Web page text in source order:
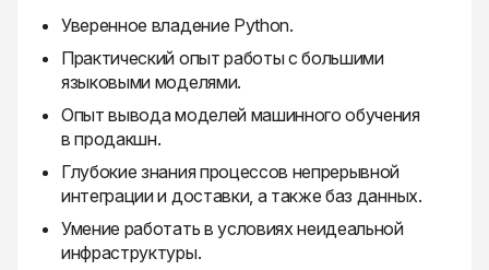
Уверенное владение Python.
Практический опыт работы с большими
языковыми моделями.
Опыт вывода моделей машинного обучения
в продакшн.
Глубокие знания процессов непрерывной
интеграции и доставки, а также баз данных.
Умение работать в условиях неидеальной
инфраструктуры.